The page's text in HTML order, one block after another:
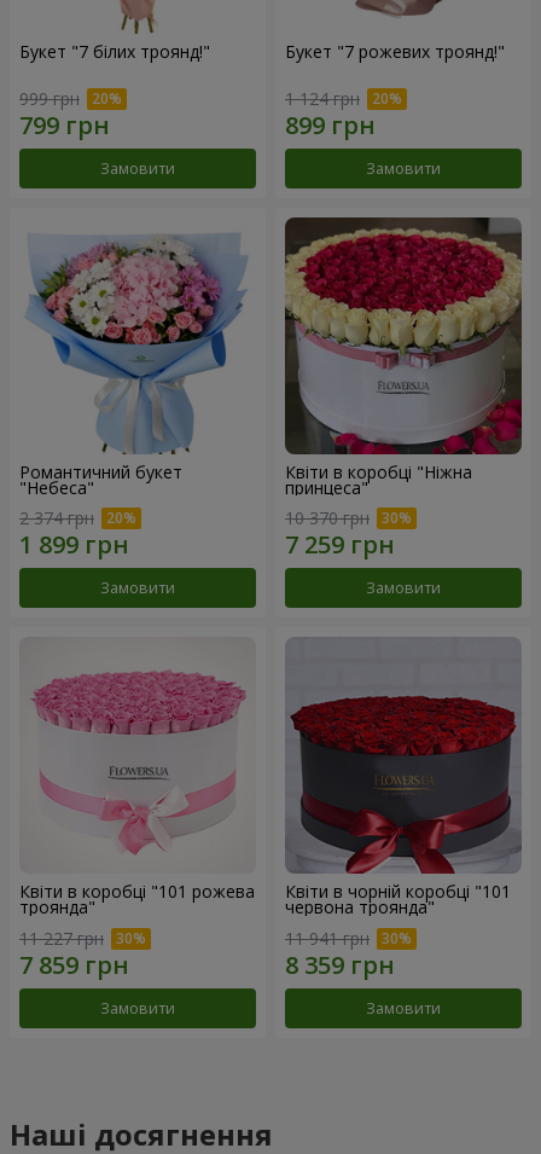
Букет "7 білих троянд!"
999 грн
Замовити
Букет "7 рожевих троянд!"
1 124 грн
Замовити
Романтичний букет
"Небеса"
2 374 грн
Замовити
Квіти в коробці "Ніжна
принцеса"
10 370 грн
Замовити
Квіти в коробці "101 рожева
троянда"
11 227 грн
Замовити
Квіти в чорній коробці "101
червона троянда"
11 941 грн
Замовити
Наші досягнення